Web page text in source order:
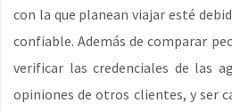
con la que planean viajar esté
confiable. Además de comparar
verificar las credenciales de las
opiniones de otros clientes, y ser